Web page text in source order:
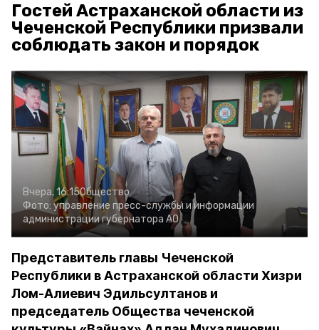
Гостей Астраханской области из
Чеченской Республики призвали
соблюдать закон и порядок
Вчера, 16:15Общество
Фото: управление пресс-службы и информации
администрации губернатора АО
Представитель главы Чеченской
Республики в Астраханской области Хизри
Лом-Алиевич Эдильсултанов и
председатель Общества чеченской